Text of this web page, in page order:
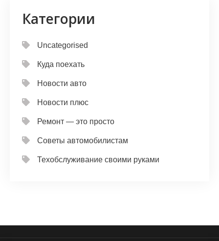
Категории
Uncategorised
Куда поехать
Новости авто
Новости плюс
Ремонт — это просто
Советы автомобилистам
Техобслуживание своими руками